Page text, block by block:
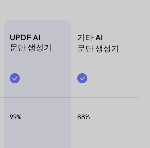
UPDF AI
문단 생성기
기타 AI
문단 생성기
99% 88%